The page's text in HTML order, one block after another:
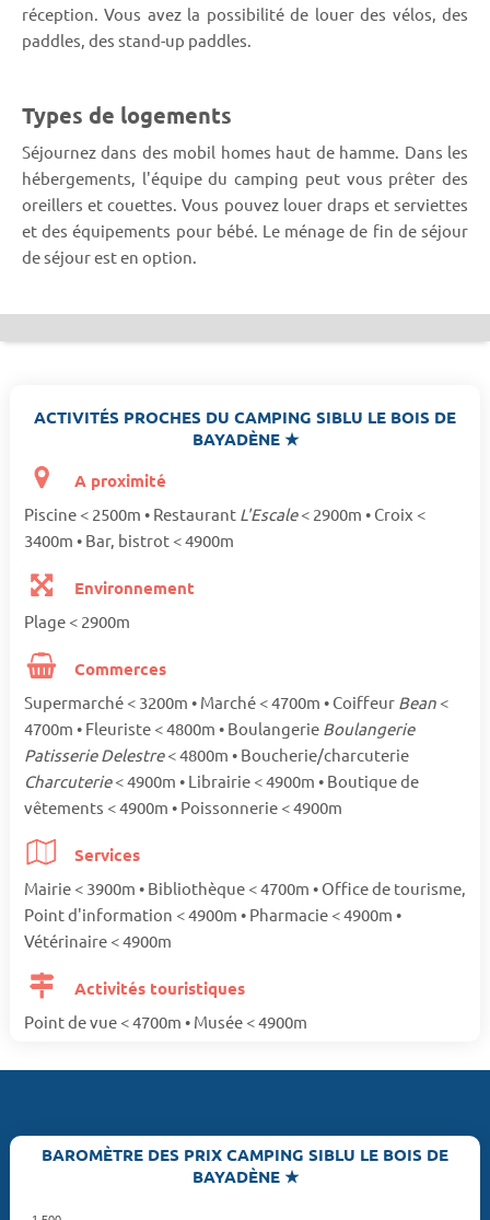
réception. Vous avez la possibilité de louer des vélos, des
paddles, des stand-up paddles.
Types de logements
Séjournez dans des mobil homes haut de hamme. Dans les
hébergements, l'équipe du camping peut vous prêter des
oreillers et couettes. Vous pouvez louer draps et serviettes
et des équipements pour bébé. Le ménage de fin de séjour
de séjour est en option.
ACTIVITÉS PROCHES DU CAMPING SIBLU LE BOIS DE
BAYADÈNE ★
A proximité
Piscine < 2500m • Restaurant L'Escale< 2900m • Croix <
3400m • Bar, bistrot < 4900m
Environnement
Plage < 2900m
Commerces
Supermarché < 3200m • Marché < 4700m • Coiffeur Bean <
4700m • Fleuriste < 4800m • Boulangerie Boulangerie
Patisserie Delestre< 4800m • Boucherie/charcuterie
Charcuterie< 4900m • Librairie < 4900m • Boutique de
vêtements < 4900m • Poissonnerie < 4900m
Services
Mairie < 3900m • Bibliothèque < 4700m • Office de tourisme,
Point d'information < 4900m • Pharmacie < 4900m •
Vétérinaire < 4900m
Activités touristiques
Point de vue < 4700m • Musée < 4900m
BAROMÈTRE DES PRIX CAMPING SIBLU LE BOIS DE
BAYADÈNE ★